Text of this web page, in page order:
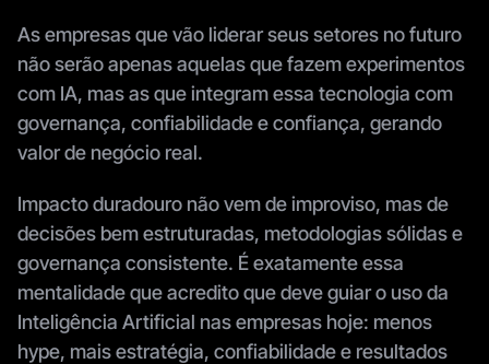
As empresas que vão liderar seus setores no futuro
não serão apenas aquelas que fazem experimentos
com IA, mas as que integram essa tecnologia com
governança, confiabilidade e confiança, gerando
valor de negócio real.
Impacto duradouro não vem de improviso, mas de
decisões bem estruturadas, metodologias sólidas e
governança consistente. É exatamente essa
mentalidade que acredito que deve guiar o uso da
Inteligência Artificial nas empresas hoje: menos
hype, mais estratégia, confiabilidade e resultados